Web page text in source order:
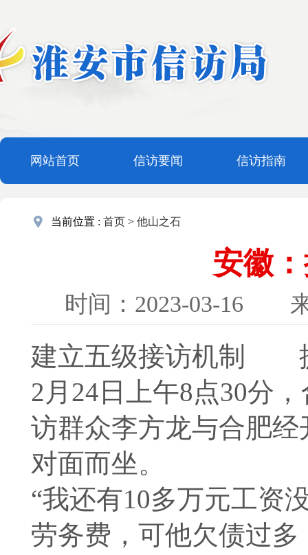
网站首页 信访要闻 信访指南
当前位置 : 首页 > 他山之石
安徽
时间：2023-03-16
建立五级接访机制
2月24日上午8点30分
访群众李方龙与合肥
对面而坐。
“我还有10多万元工资
劳务费，可他欠债过